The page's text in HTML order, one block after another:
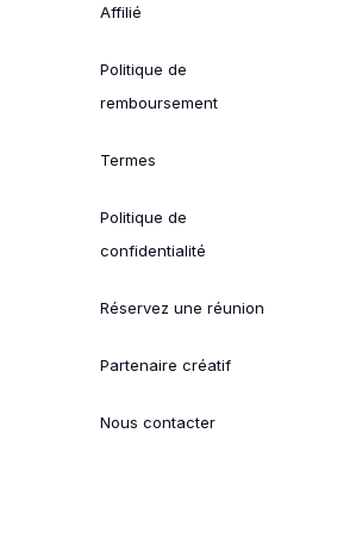
Affilié
Politique de
remboursement
Termes
Politique de
confidentialité
Réservez une réunion
Partenaire créatif
Nous contacter